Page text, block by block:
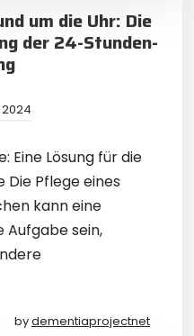
um die Uhr: Die
der 24-Stunden-
Eine Lösung für die
Die Pflege eines
kann eine
sein,
bydementiaprojectnet